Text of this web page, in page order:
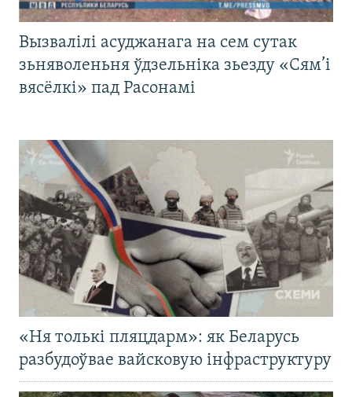
Вызвалілі асуджанага на сем сутак
зьняволеньня ўдзельніка зьезду «Сям’і
вясёлкі» пад Расонамі
«Ня толькі пляцдарм»: як Беларусь
разбудоўвае вайсковую інфраструктуру